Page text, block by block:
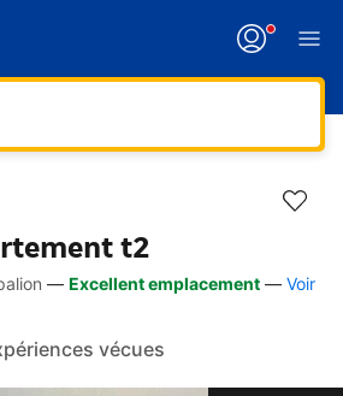
t2
— Excellent emplacement — Voir
vécues